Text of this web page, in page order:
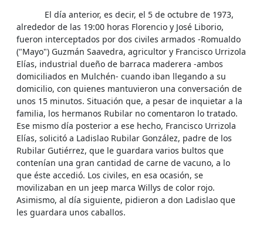
El día anterior, es decir, el 5 de octubre de 1973,
alrededor de las 19:00 horas Florencio y José Liborio,
fueron interceptados por dos civiles armados -Romualdo
("Mayo") Guzmán Saavedra, agricultor y Francisco Urrizola
Elías, industrial dueño de barraca maderera -ambos
domiciliados en Mulchén- cuando iban llegando a su
domicilio, con quienes mantuvieron una conversación de
unos 15 minutos. Situación que, a pesar de inquietar a la
familia, los hermanos Rubilar no comentaron lo tratado.
Ese mismo día posterior a ese hecho, Francisco Urrizola
Elías, solicitó a Ladislao Rubilar González, padre de los
Rubilar Gutiérrez, que le guardara varios bultos que
contenían una gran cantidad de carne de vacuno, a lo
que éste accedió. Los civiles, en esa ocasión, se
movilizaban en un jeep marca Willys de color rojo.
Asimismo, al día siguiente, pidieron a don Ladislao que
les guardara unos caballos.